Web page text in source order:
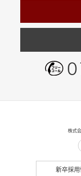
株式
新卒採